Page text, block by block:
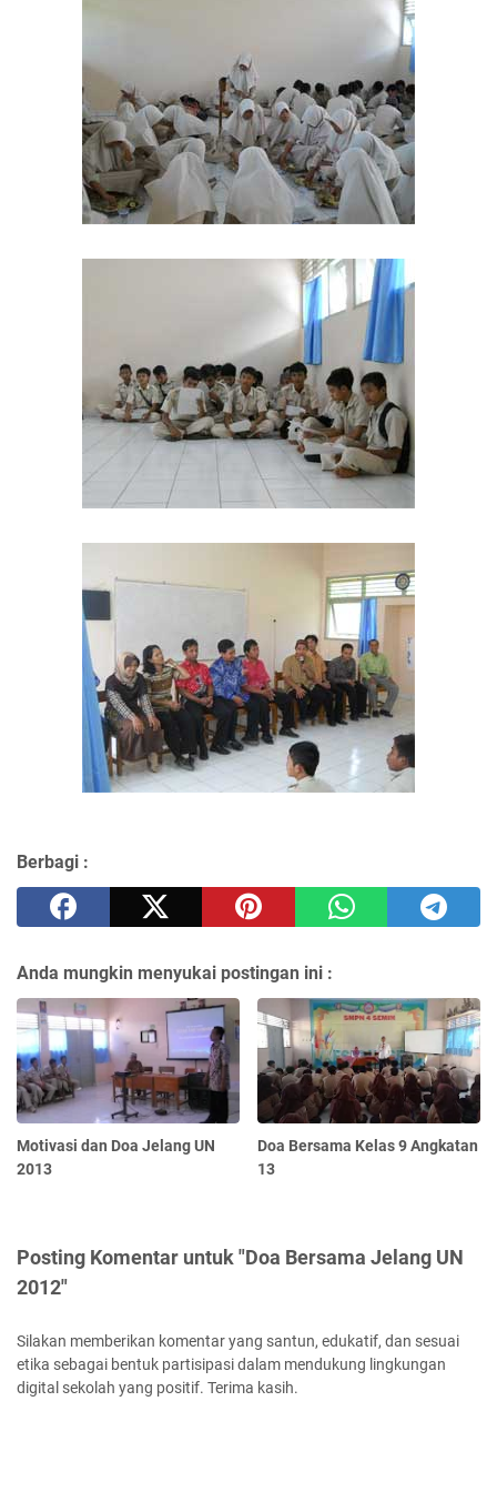
Berbagi :
Anda mungkin menyukai postingan ini :
Motivasi dan Doa Jelang UN
2013
Doa Bersama Kelas 9 Angkatan
13
Posting Komentar untuk "Doa Bersama Jelang UN
2012"
Silakan memberikan komentar yang santun, edukatif, dan sesuai
etika sebagai bentuk partisipasi dalam mendukung lingkungan
digital sekolah yang positif. Terima kasih.